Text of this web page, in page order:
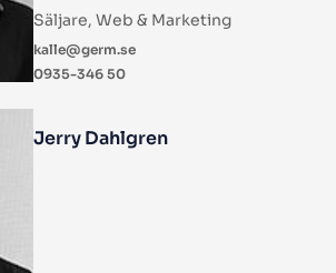
Säljare, Web & Marketing
kalle@germ.se
0935-346 50
Jerry Dahlgren